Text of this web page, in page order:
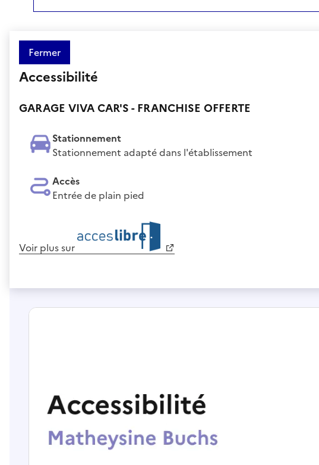
Fermer
Accessibilité
GARAGE VIVA CAR'S - FRANCHISE OFFERTE
Stationnement
Stationnement adapté dans l'établissement
Accès
Entrée de plain pied
Voir plus sur